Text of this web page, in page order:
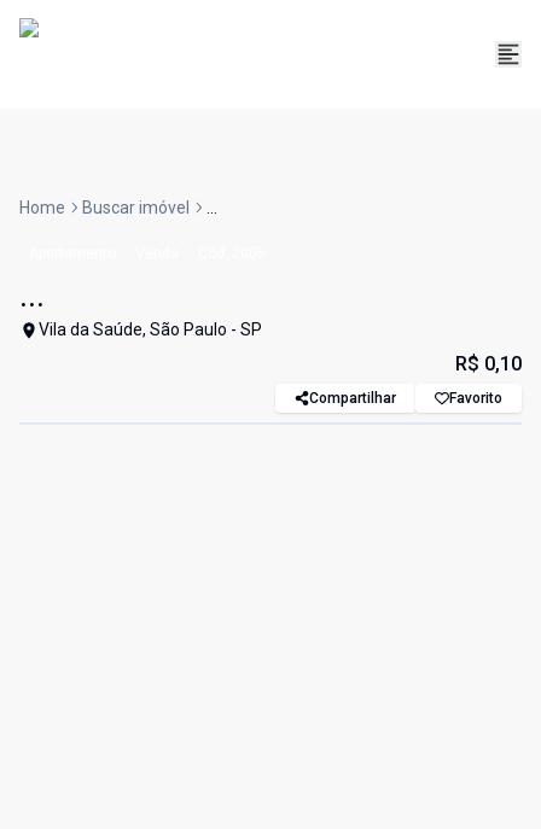
Home Buscar imóvel ...
...
Vila da Saúde, São Paulo - SP
R$ 0,10
Compartilhar Favorito